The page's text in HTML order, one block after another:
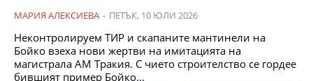
МАРИЯ АЛЕКСИЕВА - ПЕТЪК, 10 ЮЛИ 2026
Неконтролируем ТИР и скапаните мантинели на
Бойко взеха нови жертви на имитацията на
магистрала АМ Тракия. С чието строителство се гордее
бившият пример Бойко...